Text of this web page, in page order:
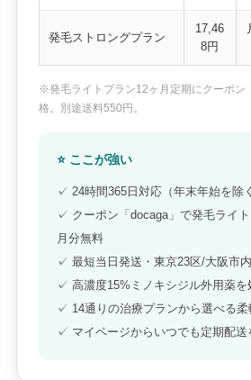
発毛ストロングプラン
17,46
8円
※発毛ライトプラン12ヶ月定期にクーポン
格。別途送料550円。
⭐ ここが強い
✓ 24時間365日対応（年末年始を除
✓ クーポン「docaga」で発毛ライ
月分無料
✓ 最短当日発送・東京23区/大阪市
✓ 高濃度15%ミノキシジル外用薬を
✓ 14通りの治療プランから選べる柔
✓ マイページからいつでも定期配送